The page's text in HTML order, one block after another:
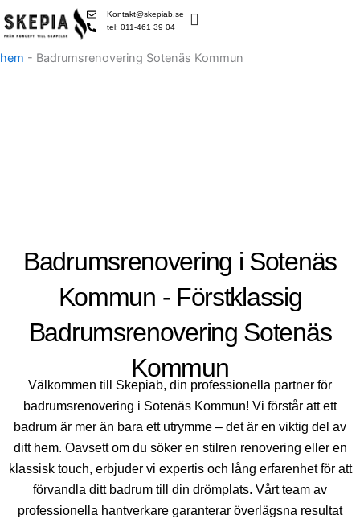
to
Kontakt@skepiab.se
tel: 011-461 39 04
hem - Badrumsrenovering Sotenäs Kommun
Badrumsrenovering i Sotenäs
Kommun - Förstklassig
Badrumsrenovering Sotenäs
Kommun
Välkommen till Skepiab, din professionella partner för
badrumsrenovering i Sotenäs Kommun! Vi förstår att ett
badrum är mer än bara ett utrymme – det är en viktig del av
ditt hem. Oavsett om du söker en stilren renovering eller en
klassisk touch, erbjuder vi expertis och lång erfarenhet för att
förvandla ditt badrum till din drömplats. Vårt team av
professionella hantverkare garanterar överlägsna resultat